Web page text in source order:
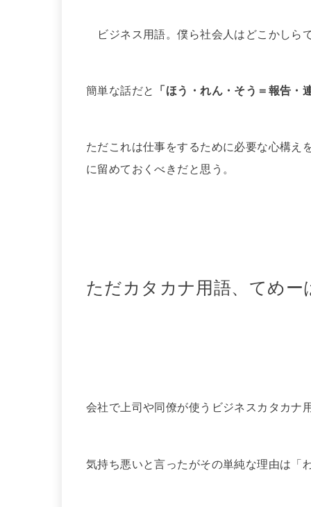
ビジネス用語。僕ら社会人はどこかしら
簡単な話だと 「ほう・れん・そう＝報告・
ただこれは仕事をするために必要な心構え
に留めておくべきだと思う。
ただカタカナ用語、てめー
会社で上司や同僚が使うビジネスカタカナ
気持ち悪いと言ったがその単純な理由は「